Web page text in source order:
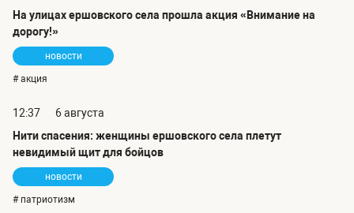
На улицах ершовского села прошла акция «Внимание на
дорогу!»
новости
# акция
12:37
6 августа
Нити спасения: женщины ершовского села плетут
невидимый щит для бойцов
новости
# патриотизм